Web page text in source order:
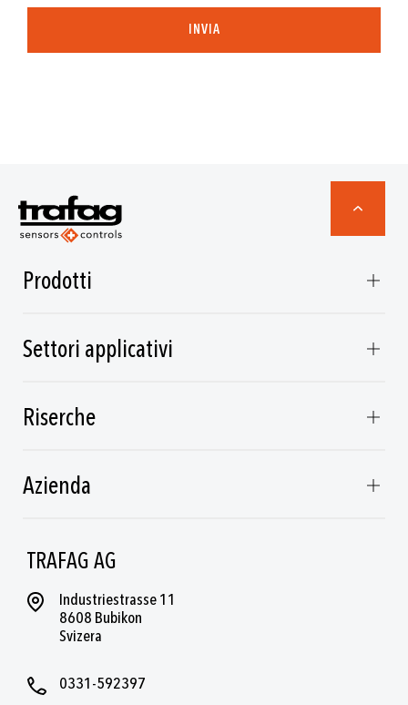
INVIA
TRAFAG AG
Industriestrasse 11
8608 Bubikon
Svizera
0331-592397
Prodotti
Settori applicativi
Riserche
Azienda